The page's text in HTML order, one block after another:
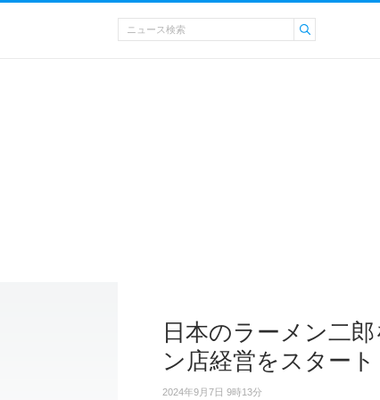
日本のラーメン二
ン店経営をスタート
2024年9月7日 9時13分